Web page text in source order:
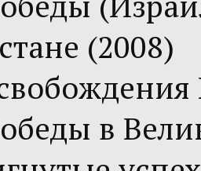
(2008)
в